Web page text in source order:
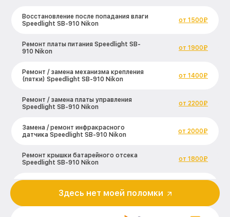
Восстановление после попадания влаги
Speedlight SB-910 Nikon
от 1500₽
Ремонт платы питания Speedlight SB-
910 Nikon
от 1900₽
Ремонт / замена механизма крепления
(пятки) Speedlight SB-910 Nikon
от 1400₽
Ремонт / замена платы управления
Speedlight SB-910 Nikon
от 2200₽
Замена / ремонт инфракрасного
датчика Speedlight SB-910 Nikon
от 2000₽
Ремонт крышки батарейного отсека
Speedlight SB-910 Nikon
от 1800₽
Speedlight SB-910 Nikon
Здесь нет моей поломки